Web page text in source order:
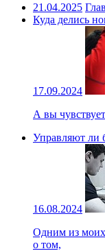
21.04.2025
Куда делись
17.09.2024
А вы
Управляют ли
16.08.2024
Одним из моих
о том,